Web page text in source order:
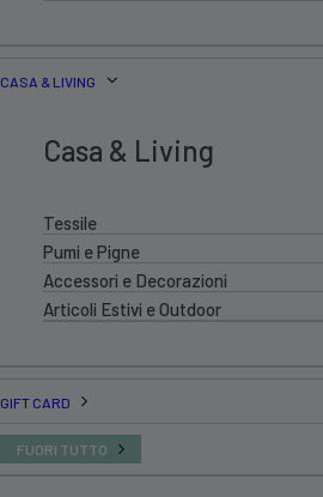
CASA & LIVING
Casa & Living
Tessile
Pumi e Pigne
Accessori e Decorazioni
Articoli Estivi e Outdoor
GIFT CARD
FUORI TUTTO